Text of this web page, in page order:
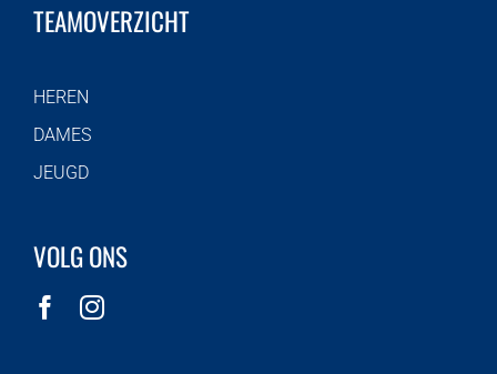
TEAMOVERZICHT
HEREN
DAMES
JEUGD
VOLG ONS